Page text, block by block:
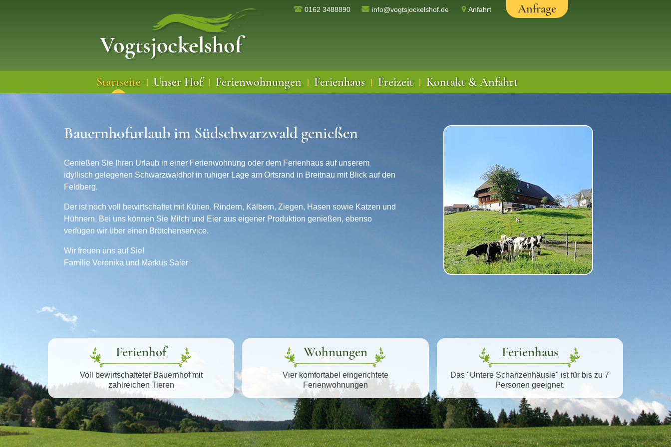
0162 3488890 info@vogtsjockelshof.de Anfahrt Anfrage
Startseite Unser Hof Ferienwohnungen Ferienhaus Freizeit Kontakt & Anfahrt
Bauernhofurlaub im Südschwarzwald genießen
Genießen Sie Ihren Urlaub in einer Ferienwohnung oder dem Ferienhaus auf unserem
idyllisch gelegenen Schwarzwaldhof in ruhiger Lage am Ortsrand in Breitnau mit Blick auf den
Feldberg.
Der ist noch voll bewirtschaftet mit Kühen, Rindern, Kälbern, Ziegen, Hasen sowie Katzen und
Hühnern. Bei uns können Sie Milch und Eier aus eigener Produktion genießen, ebenso
verfügen wir über einen Brötchenservice.
Wir freuen uns auf Sie!
Familie Veronika und Markus Saier
Ferienhof
Voll bewirtschafteter Bauernhof mit
zahlreichen Tieren
Wohnungen
Vier komfortabel eingerichtete
Ferienwohnungen
Ferienhaus
Das "Untere Schanzenhäusle" ist für bis zu 7
Personen geeignet.